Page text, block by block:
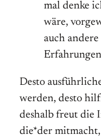
mal denke
wäre,
auch
Desto
werden, desto
deshalb freut die
die*der